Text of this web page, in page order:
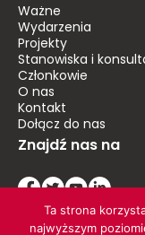
Ważne
Wydarzenia
Projekty
Stanowiska i
Członkowie
O nas
Kontakt
Dołącz do nas
Znajdź nas na
Ta strona
najwyższym